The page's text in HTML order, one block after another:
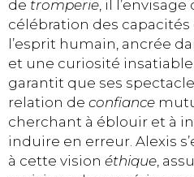
de tromperie , il
célébration des
l’esprit humain, ancrée
et une curiosité
garantit que ses
relation de confiance
cherchant à éblouir et à
induire en erreur. Alexis
à cette vision éthique ,